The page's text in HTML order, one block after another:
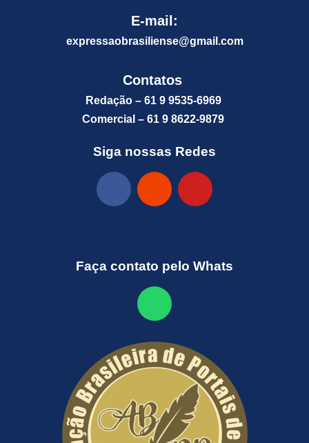
E-mail:
expressaobrasiliense@gmail.com
Contatos
Redação – 61 9 9535-6969
Comercial – 61 9 8622-9879
Siga nossas Redes
Faça contato pelo Whats